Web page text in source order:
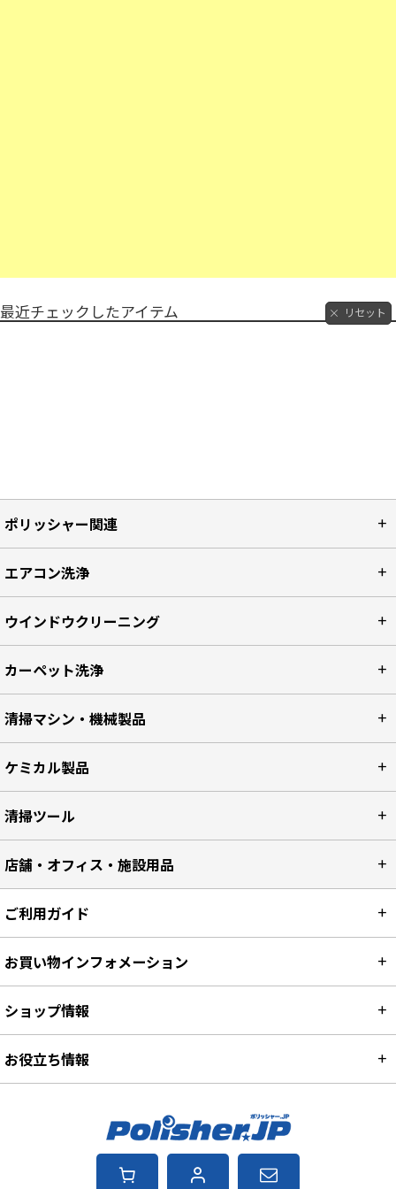
最近チェックしたアイテム リセット
ポリッシャー関連
エアコン洗浄
ウインドウクリーニング
カーペット洗浄
清掃マシン・機械製品
ケミカル製品
清掃ツール
店舗・オフィス・施設用品
ご利用ガイド
お買い物インフォメーション
ショップ情報
お役立ち情報